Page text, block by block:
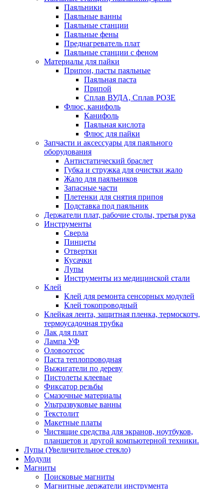
Паяльники
Паяльные ванны
Паяльные станции
Паяльные фены
Преднагреватель плат
Паяльные станции с феном
Материалы для пайки
Припои, пасты паяльные
Паяльная паста
Припой
Сплав ВУДА, Сплав РОЗЕ
Флюс, канифоль
Канифоль
Паяльная кислота
Флюс для пайки
Запчасти и аксессуары для паяльного
оборудования
Антистатический браслет
Губка и стружка для очистки жало
Жало для паяльников
Запасные части
Плетенки для снятия припоя
Подставка под паяльник
Держатели плат, рабочие столы, третья рука
Инструменты
Сверла
Пинцеты
Отвертки
Кусачки
Лупы
Инструменты из медицинской стали
Клей
Клей для ремонта сенсорных модулей
Клей токопроводный
Клейкая лента, защитная пленка, термоскотч,
термоусадочная трубка
Лак для плат
Лампа УФ
Оловоотсос
Паста теплопроводная
Выжигатели по дереву
Пистолеты клеевые
Фиксатор резьбы
Смазочные материалы
Ультразвуковые ванны
Текстолит
Макетные платы
Чистящие средства для экранов, ноутбуков,
планшетов и другой компьютерной техники.
Лупы (Увеличительное стекло)
Модули
Магниты
Поисковые магниты
Магнитные держатели инструмента